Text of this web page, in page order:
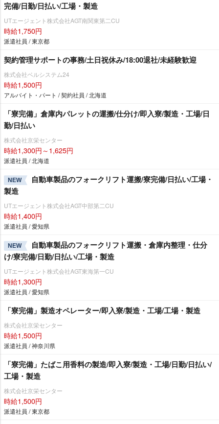
完備/日勤/日払い/工場・製造
UTエージェント株式会社AGT南関東第二CU
時給1,750円
派遣社員 / 東京都
契約管理サポートの事務/土日祝休み/18:00退社/未経験歓迎
株式会社ベルシステム24
時給1,500円
アルバイト・パート / 契約社員 / 北海道
「寮完備」倉庫内パレットの運搬/仕分け/即入寮/製造・工場/日
勤/日払い
株式会社京栄センター
時給1,300円～1,625円
派遣社員 / 北海道
NEW
自動車製品のフォークリフト運搬/寮完備/日払い/工場・
製造
UTエージェント株式会社AGT中部第二CU
時給1,400円
派遣社員 / 愛知県
NEW
自動車製品のフォークリフト運搬・倉庫内整理・仕分
け/寮完備/日勤/日払い/工場・製造
UTエージェント株式会社AGT東海第一CU
時給1,300円
派遣社員 / 愛知県
「寮完備」製造オペレーター/即入寮/製造・工場/工場・製造
株式会社京栄センター
時給1,500円
派遣社員 / 神奈川県
「寮完備」たばこ用香料の製造/即入寮/製造・工場/日勤/日払い/
工場・製造
株式会社京栄センター
時給1,500円
派遣社員 / 東京都